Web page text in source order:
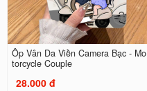
Ốp Vân Da Viền Camera Bạc - Mo
torcycle Couple
28.000 đ